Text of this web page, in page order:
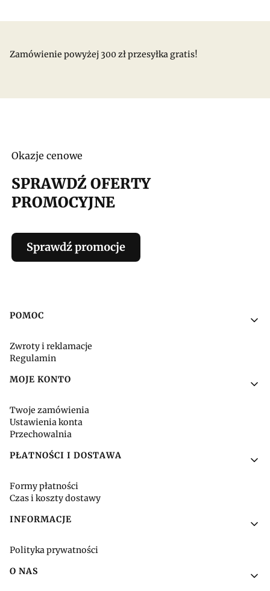
Zamówienie powyżej 300 zł przesyłka gratis!
Okazje cenowe
SPRAWDŹ OFERTY
PROMOCYJNE
Sprawdź promocje
Linki w stopce
POMOC
Zwroty i reklamacje
Regulamin
MOJE KONTO
Twoje zamówienia
Ustawienia konta
Przechowalnia
PŁATNOŚCI I DOSTAWA
Formy płatności
Czas i koszty dostawy
INFORMACJE
Polityka prywatności
O NAS